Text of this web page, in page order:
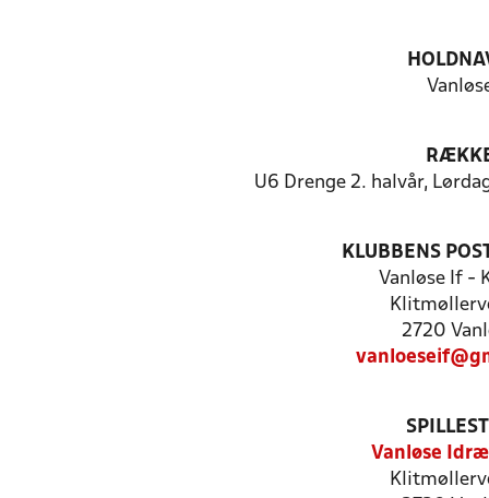
U6 Drenge 2. halvår,
KLUBBENS
Vanløse If -
2720
Vanløse